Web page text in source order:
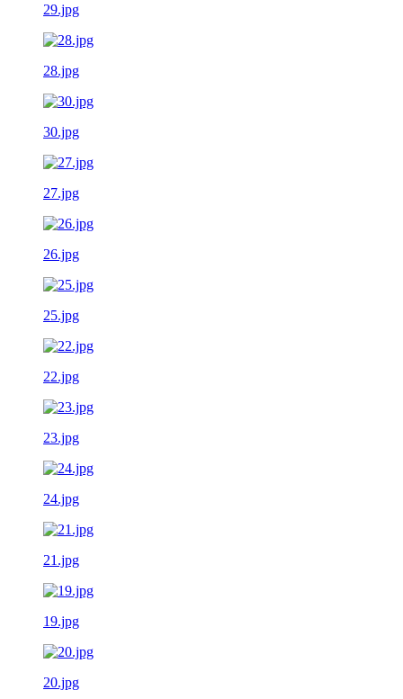
29.jpg
28.jpg
30.jpg
27.jpg
26.jpg
25.jpg
22.jpg
23.jpg
24.jpg
21.jpg
19.jpg
20.jpg